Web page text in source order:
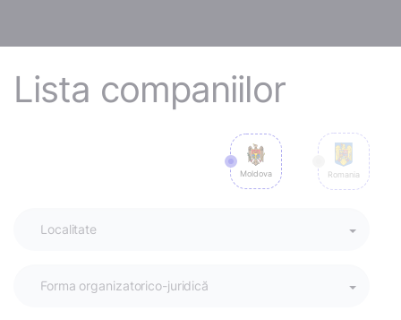
Lista companiilor
Moldova Romania